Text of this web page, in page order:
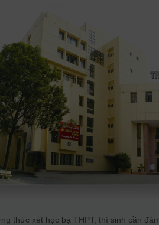
thức xét học bạ THPT, thí sinh cần